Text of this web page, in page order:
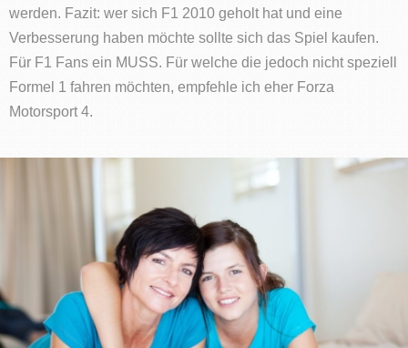
werden. Fazit: wer sich F1 2010 geholt hat und eine
Verbesserung haben möchte sollte sich das Spiel kaufen.
Für F1 Fans ein MUSS. Für welche die jedoch nicht speziell
Formel 1 fahren möchten, empfehle ich eher Forza
Motorsport 4.